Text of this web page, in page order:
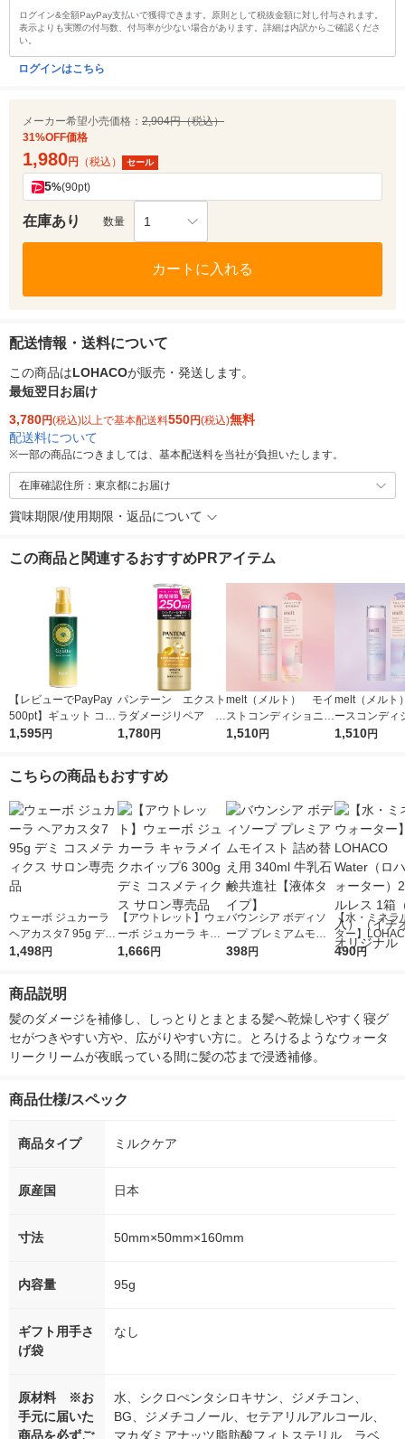
ログイン&全額PayPay支払いで獲得できます。原則として税抜金額に対し付与されます。
表示よりも実際の付与数、付与率が少ない場合があります。詳細は内訳からご確認くださ
い。
ログインはこちら
メーカー希望小売価格： 2,904円（税込）
31%OFF価格
1,980円 （税込） セール
5%(90pt)
在庫あり 数量 1
カートに入れる
配送情報・送料について
この商品はLOHACOが販売・発送します。
最短翌日お届け
3,780円(税込)以上で基本配送料550円(税込)無料
配送料について
※一部の商品につきましては、基本配送料を当社が負担いたします。
在庫確認住所：東京都にお届け
賞味期限/使用期限・返品について
この商品と関連するおすすめPRアイテム
【レビューでPayPay
500pt】ギュット コル
セットヘアミルク
1,595円
パンテーン エクスト
ラダメージリペア イ
ンテンシブヴィタミル
1,780円
melt（メルト） モイ
ストコンディショニン
グウォーター 170ml
1,510円
melt（メル
ースコンディ
グウォータ
1,510円
こちらの商品もおすすめ
ウェーボ ジュカーラ
ヘアカスタ7 95g デミ
コスメティクス サロ
1,498円
【アウトレット】ウェ
ーボ ジュカーラ キャ
ラメイクホイップ6 30
1,666円
バウンシア ボディソ
ープ プレミアムモイ
スト 詰め替え用 340
398円
【水・ミネラ
ター】
r（ロハコウ
490円
商品説明
髪のダメージを補修し、しっとりとまとまる髪へ乾燥しやすく寝グ
セがつきやすい方や、広がりやすい方に。とろけるようなウォータ
リークリームが夜眠っている間に髪の芯まで浸透補修。
商品仕様/スペック
商品タイプ ミルクケア
原産国 日本
寸法 50mm×50mm×160mm
内容量 95g
ギフト用手さ
げ袋
なし
原材料 ※お
手元に届いた
商品を必ずご
水、シクロぺンタシロキサン、ジメチコン、
BG、ジメチコノール、セテアリルアルコール、
マカダミアナッツ脂肪酸フィトステリル、ラベ